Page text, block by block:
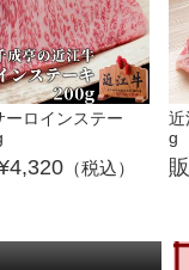
ーロインステー
4,320 （税込）
g